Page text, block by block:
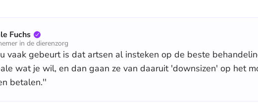
Fuchs
in de dierenzorg
vaak gebeurt is dat artsen al insteken op de beste
wat je wil, en dan gaan ze van daaruit 'downsizen' op het
betalen.''